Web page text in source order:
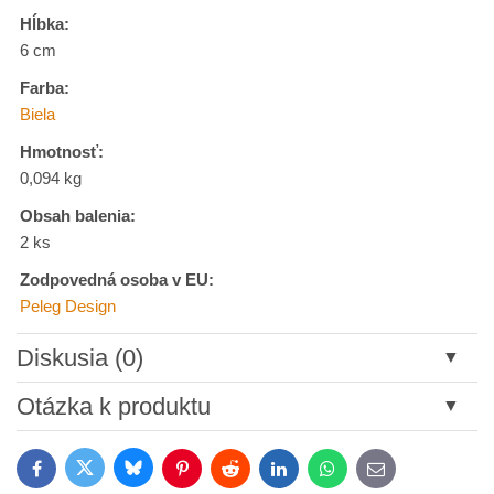
Hĺbka:
6 cm
Farba:
Biela
Hmotnosť:
0,094 kg
Obsah balenia:
2 ks
Zodpovedná osoba v EU:
Peleg Design
Diskusia (0)
Nový komentár
Názov:
Otázka k produktu
FacebookTwitter BlueskyPinterestReddit LinkedInWhatsApp
E-
mail